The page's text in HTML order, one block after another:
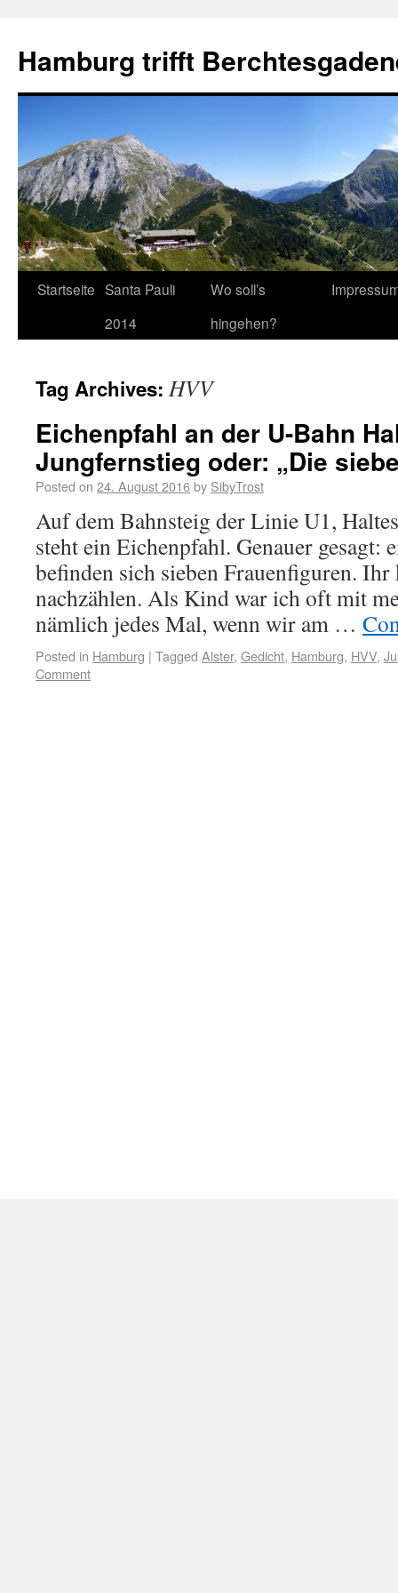
Hamburg trifft
Startseite Santa Pauli
2014
Wo soll’s
hingehen?
Tag Archives: HVV
Eichenpfahl an der U-Bahn
Jungfernstieg oder: „Die
Posted on 24. August 2016by SibyTrost
Auf dem Bahnsteig der Linie U1,
steht ein Eichenpfahl. Genauer
befinden sich sieben Frauenfiguren. Ihr
nachzählen. Als Kind war ich oft mit
nämlich jedes Mal, wenn wir am …
Posted in Hamburg | Tagged Alster, Gedicht, Hamburg, HVV,
Comment